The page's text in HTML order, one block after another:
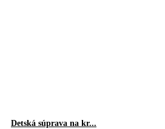
Detská súprava na kr...